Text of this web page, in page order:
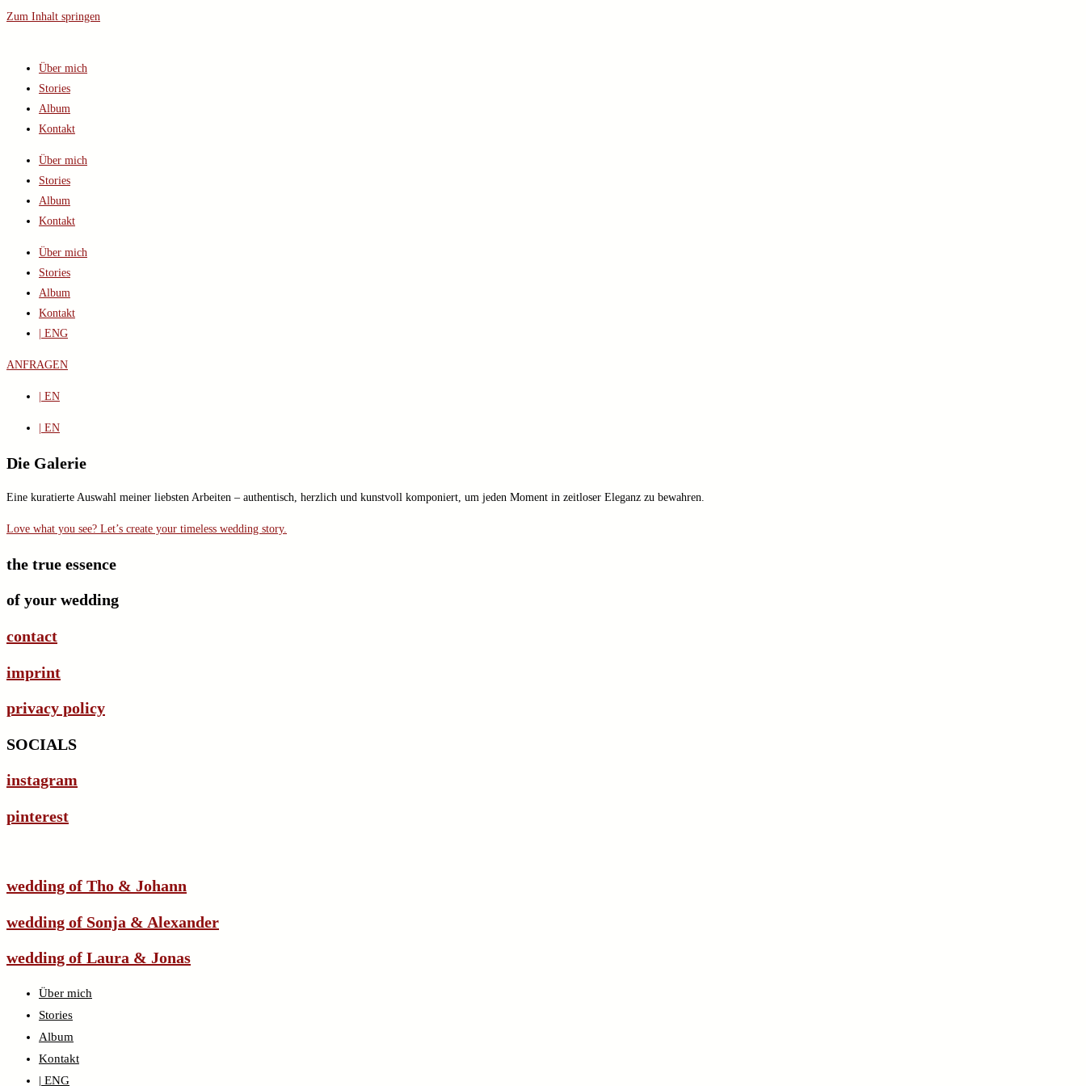
Zum Inhalt springen
Über mich
Stories
Album
Kontakt
Über mich
Stories
Album
Kontakt
Über mich
Stories
Album
Kontakt
| ENG
ANFRAGEN
| EN
| EN
Die Galerie
Eine kuratierte Auswahl meiner liebsten Arbeiten – authentisch, herzlich und kunstvoll komponiert, um jeden Moment in zeitloser Eleganz zu bewahren.
Love what you see? Let’s create your timeless wedding story.
the true essence
of your wedding
contact
imprint
privacy policy
SOCIALS
instagram
pinterest
wedding of Tho & Johann
wedding of Sonja & Alexander
wedding of Laura & Jonas
Über mich
Stories
Album
Kontakt
| ENG